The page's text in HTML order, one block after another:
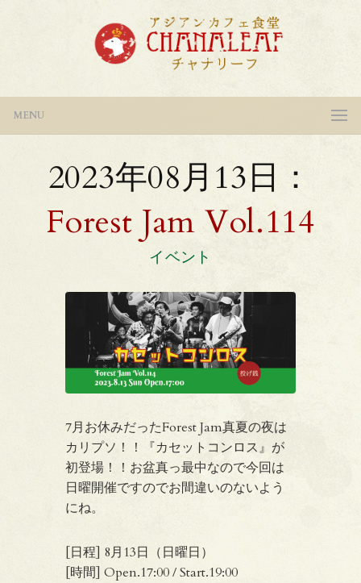
MENU
2023年08月13日：
Forest Jam Vol.114
イベント
7月お休みだったForest Jam真夏の夜は
カリプソ！！『カセットコンロス』が
初登場！！お盆真っ最中なので今回は
日曜開催ですのでお間違いのないよう
にね。
[日程] 8月13日（日曜日）
[時間] Open.17:00 / Start.19:00